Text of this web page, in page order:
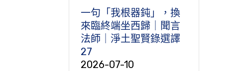
一句「我根器鈍」，換
來臨終端坐西歸｜聞言
法師｜淨土聖賢錄選譯
27
2026-07-10